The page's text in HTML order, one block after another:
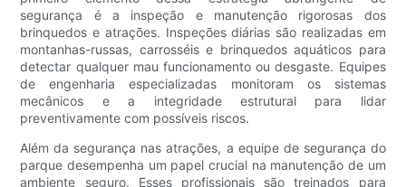
segurança é a inspeção e manutenção rigorosas dos
brinquedos e atrações. Inspeções diárias são realizadas em
montanhas-russas, carrosséis e brinquedos aquáticos para
detectar qualquer mau funcionamento ou desgaste. Equipes
de engenharia especializadas monitoram os sistemas
mecânicos e a integridade estrutural para lidar
preventivamente com possíveis riscos.
Além da segurança nas atrações, a equipe de segurança do
parque desempenha um papel crucial na manutenção de um
ambiente seguro. Esses profissionais são treinados para